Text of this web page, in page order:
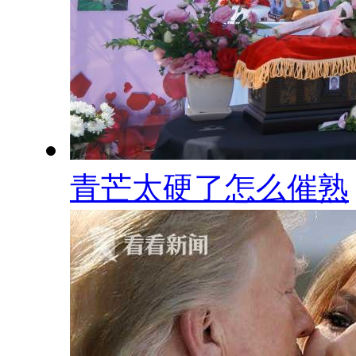
青芒太硬了怎么催熟